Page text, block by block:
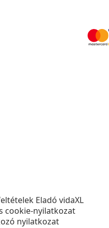
Eladó vidaXL
cookie-nyilatkozat
nyilatkozat